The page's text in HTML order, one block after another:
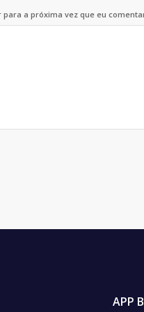
a próxima vez que eu
APP